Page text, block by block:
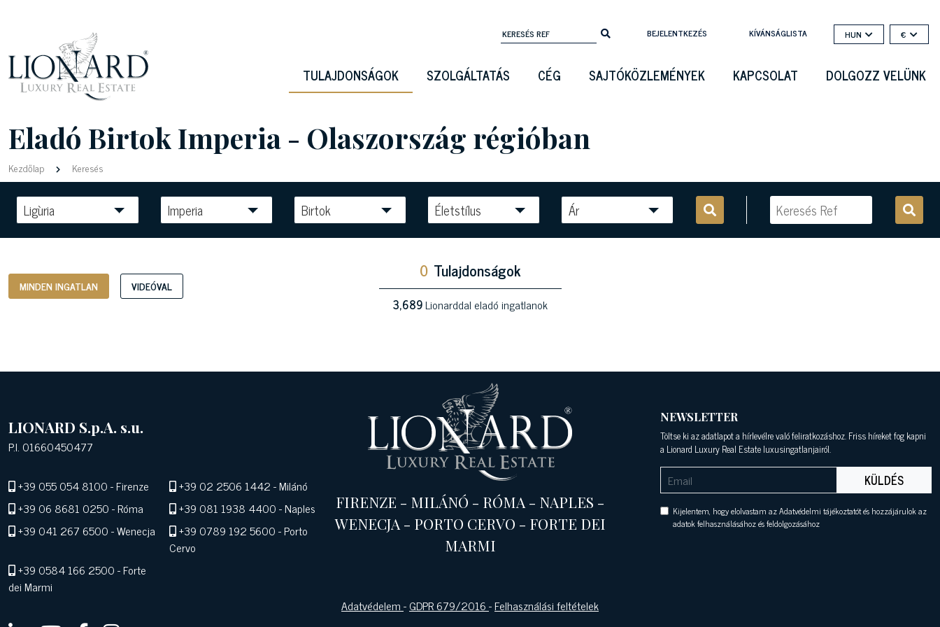
BEJELENTKEZÉS KÍVÁNSÁGLISTA HUN €
TULAJDONSÁGOK SZOLGÁLTATÁS CÉG SAJTÓKÖZLEMÉNYEK KAPCSOLAT DOLGOZZ VELÜNK
Eladó Birtok Imperia - Olaszország régióban
Kezdőlap Keresés
Ligùria Imperia Birtok Életstílus Ár
MINDEN INGATLAN VIDEÓVAL
0 Tulajdonságok
3,689Lionarddal eladó ingatlanok
LIONARD S.p.A. s.u.
P.I. 01660450477
+39 055 054 8100- Firenze +39 02 2506 1442- Milánó
+39 06 8681 0250- Róma +39 081 1938 4400- Naples
+39 041 267 6500- Wenecja +39 0789 192 5600- Porto
Cervo
+39 0584 166 2500- Forte
dei Marmi
FIRENZE - MILÁNÓ - RÓMA - NAPLES -
WENECJA - PORTO CERVO - FORTE DEI
MARMI
Adatvédelem-GDPR 679/2016-Felhasználási feltételek
NEWSLETTER
Töltse ki az adatlapot a hírlevélre való feliratkozáshoz. Friss híreket fog kapni
a Lionard Luxury Real Estate luxusingatlanjairól.
KÜLDÉS
Kijelentem, hogy elolvastam az Adatvédelmi tájékoztatót és hozzájárulok az
adatok felhasználásához és feldolgozásához